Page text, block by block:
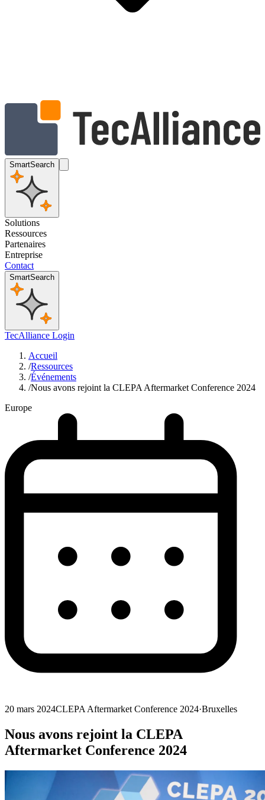
SmartSearch
Solutions
Ressources
Partenaires
Entreprise
Contact
SmartSearch
TecAlliance Login
Accueil
/Ressources
/Événements
/Nous avons rejoint la CLEPA Aftermarket Conference 2024
Europe
20 mars 2024CLEPA Aftermarket Conference 2024·Bruxelles
Nous avons rejoint la CLEPA
Aftermarket Conference 2024